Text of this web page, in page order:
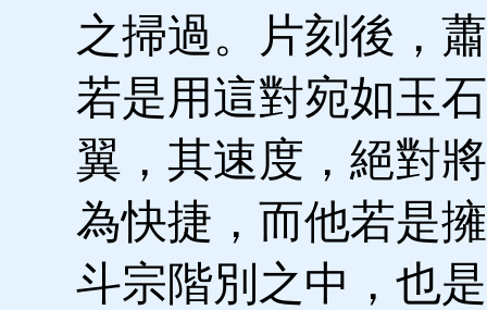
之掃過。片刻後，
若是用這對宛如玉
翼，其速度，絕對
為快捷，而他若是
斗宗階別之中，也